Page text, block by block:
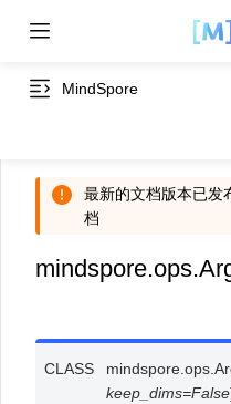
MindSpore
最新的文档版本已发
档
CLASS mindspore.ops.
keep_dims=False